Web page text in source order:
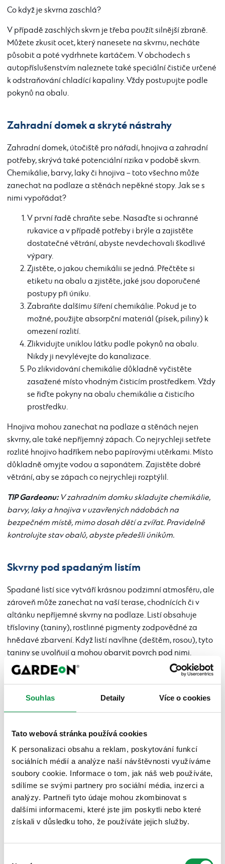
Souhlas Detaily Více o cookies
Tato webová stránka používá cookies
K personalizaci obsahu a reklam, poskytování funkcí
sociálních médií a analýze naší návštěvnosti využíváme
soubory cookie. Informace o tom, jak náš web používáte,
sdílíme se svými partnery pro sociální média, inzerci a
analýzy. Partneři tyto údaje mohou zkombinovat s
dalšími informacemi, které jste jim poskytli nebo které
získali v důsledku toho, že používáte jejich služby.
Co když je skvrna zaschlá?
V případě zaschlých skvrn je třeba použít silnější zbraně.
Můžete zkusit ocet, který nanesete na skvrnu, necháte
působit a poté vydrhnete kartáčem. V obchodech s
autopříslušenstvím naleznete také speciální čističe určené
k odstraňování chladící kapaliny. Vždy postupujte podle
pokynů na obalu.
Zahradní domek a skryté nástrahy
Zahradní domek, útočiště pro nářadí, hnojiva a zahradní
potřeby, skrývá také potenciální rizika v podobě skvrn.
Chemikálie, barvy, laky či hnojiva – toto všechno může
zanechat na podlaze a stěnách nepěkné stopy. Jak se s
nimi vypořádat?
V první řadě chraňte sebe. Nasaďte si ochranné
rukavice a v případě potřeby i brýle a zajistěte
dostatečné větrání, abyste nevdechovali škodlivé
výpary.
Zjistěte, o jakou chemikálii se jedná. Přečtěte si
etiketu na obalu a zjistěte, jaké jsou doporučené
postupy při úniku.
Zabraňte dalšímu šíření chemikálie. Pokud je to
možné, použijte absorpční materiál (písek, piliny) k
omezení rozlití.
Zlikvidujte uniklou látku podle pokynů na obalu.
Nikdy ji nevylévejte do kanalizace.
Po zlikvidování chemikálie důkladně vyčistěte
zasažené místo vhodným čisticím prostředkem. Vždy
se řiďte pokyny na obalu chemikálie a čisticího
prostředku.
Hnojiva mohou zanechat na podlaze a stěnách nejen
skvrny, ale také nepříjemný zápach. Co nejrychleji setřete
rozlité hnojivo hadříkem nebo papírovými utěrkami. Místo
důkladně omyjte vodou a saponátem. Zajistěte dobré
větrání, aby se zápach co nejrychleji rozptýlil.
TIP Gardeonu:V zahradním domku skladujte chemikálie,
barvy, laky a hnojiva v uzavřených nádobách na
bezpečném místě, mimo dosah dětí a zvířat. Pravidelně
kontrolujte stav obalů, abyste předešli únikům.
Skvrny pod spadaným listím
Spadané listí sice vytváří krásnou podzimní atmosféru, ale
zároveň může zanechat na vaší terase, chodnících či v
altánku nepříjemné skvrny na podlaze. Listí obsahuje
třísloviny (taniny), rostlinné pigmenty zodpovědné za
hnědavé zbarvení. Když listí navlhne (deštěm, rosou), tyto
taniny se uvolňují a mohou obarvit povrch pod nimi.
Abyste předešli jejich vzniku a udrželi exteriér čistý, je
důležité listí pravidelně odstraňovat:
Na menší plochy a menší množství listí postačí koště
s tuhými štětinami.
vysavač s funkcí foukání nebo vysávání listí.
Pro shrabování listí z trávníku a větších ploch jsou
ideální hrábě.